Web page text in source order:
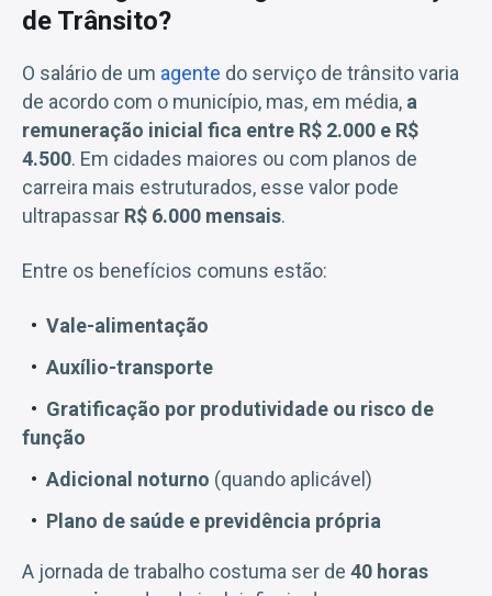
de Trânsito?
O salário de um agente do serviço de trânsito varia
de acordo com o município, mas, em média, a
remuneração inicial fica entre R$ 2.000 e R$
4.500. Em cidades maiores ou com planos de
carreira mais estruturados, esse valor pode
ultrapassar R$ 6.000 mensais.
Entre os benefícios comuns estão:
Vale-alimentação
Auxílio-transporte
Gratificação por produtividade ou risco de
função
Adicional noturno (quando aplicável)
Plano de saúde e previdência própria
A jornada de trabalho costuma ser de 40 horas